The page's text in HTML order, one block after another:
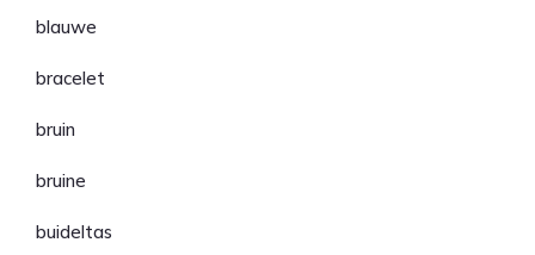
blauwe
bracelet
bruin
bruine
buideltas